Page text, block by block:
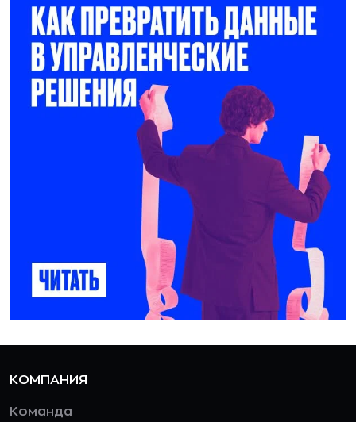
КОМПАНИЯ
Команда